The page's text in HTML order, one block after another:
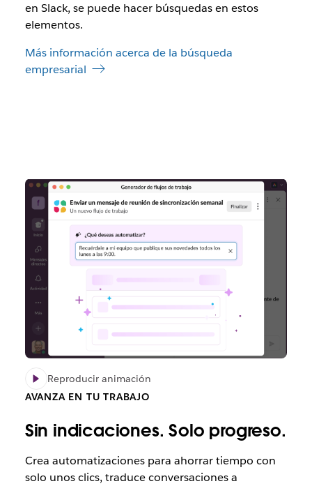
en Slack, se puede hacer búsquedas en estos
elementos.
Más información acerca de la búsqueda
empresarial
Reproducir animación
AVANZA EN TU TRABAJO
Sin indicaciones. Solo progreso.
Crea automatizaciones para ahorrar tiempo con
solo unos clics, traduce conversaciones a